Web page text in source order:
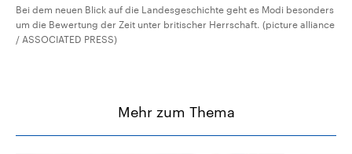
Bei dem neuen Blick auf die Landesgeschichte geht es Modi besonders
um die Bewertung der Zeit unter britischer Herrschaft. (picture alliance
/ ASSOCIATED PRESS)
Mehr zum Thema